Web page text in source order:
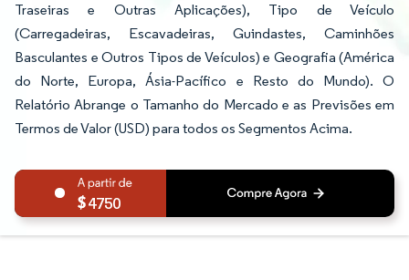
Traseiras e Outras Aplicações), Tipo de Veículo
(Carregadeiras, Escavadeiras, Guindastes, Caminhões
Basculantes e Outros Tipos de Veículos) e Geografia (América
do Norte, Europa, Ásia-Pacífico e Resto do Mundo). O
Relatório Abrange o Tamanho do Mercado e as Previsões em
Termos de Valor (USD) para todos os Segmentos Acima.
4750